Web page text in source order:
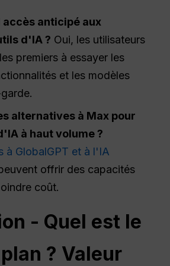
accès anticipé aux
d'IA ? Oui, les utilisateurs
premiers à essayer les
et les modèles
alternatives à Max pour
à haut volume ?
à GlobalGPT et à l'IA
offrir des capacités
coût.
- Quel est le
? Valeur